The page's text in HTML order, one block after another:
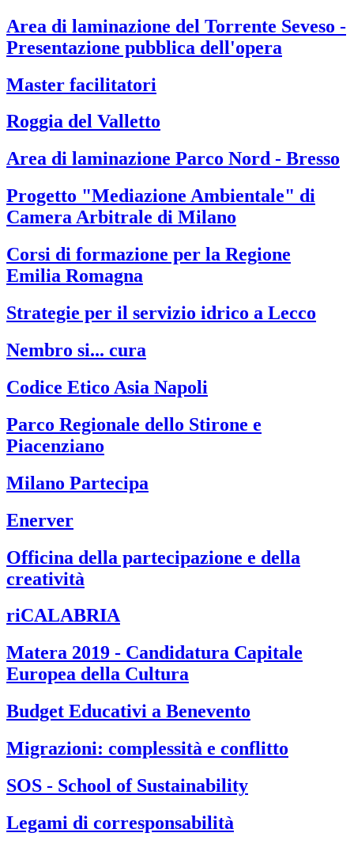
Area di laminazione del Torrente Seveso -
Presentazione pubblica dell'opera
Master facilitatori
Roggia del Valletto
Area di laminazione Parco Nord - Bresso
Progetto "Mediazione Ambientale" di
Camera Arbitrale di Milano
Corsi di formazione per la Regione
Emilia Romagna
Strategie per il servizio idrico a Lecco
Nembro si... cura
Codice Etico Asia Napoli
Parco Regionale dello Stirone e
Piacenziano
Milano Partecipa
Enerver
Officina della partecipazione e della
creatività
riCALABRIA
Matera 2019 - Candidatura Capitale
Europea della Cultura
Budget Educativi a Benevento
Migrazioni: complessità e conflitto
SOS - School of Sustainability
Legami di corresponsabilità